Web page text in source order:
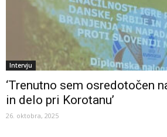
Intervju
‘Trenutno sem osredotočen
in delo pri Korotanu’
26. oktobra, 2025